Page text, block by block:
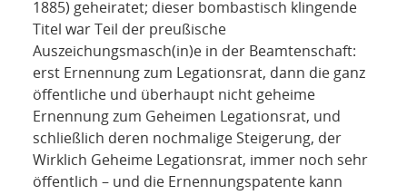
1885) geheiratet; dieser bombastisch klingende
Titel war Teil der preußische
Auszeichungsmasch(in)e in der Beamtenschaft:
erst Ernennung zum Legationsrat, dann die ganz
öffentliche und überhaupt nicht geheime
Ernennung zum Geheimen Legationsrat, und
schließlich deren nochmalige Steigerung, der
Wirklich Geheime Legationsrat, immer noch sehr
öffentlich – und die Ernennungspatente kann